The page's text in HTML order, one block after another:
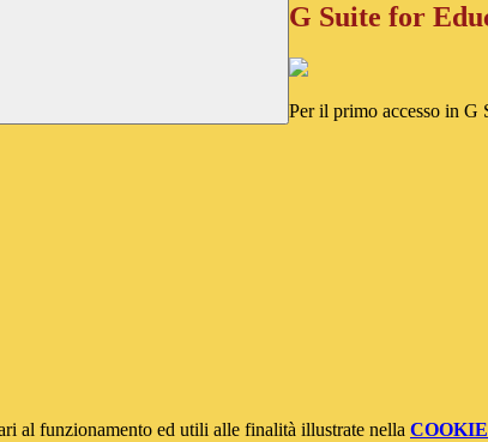
G Suite for
Per il primo accesso in G
al funzionamento ed utili alle finalità illustrate nella